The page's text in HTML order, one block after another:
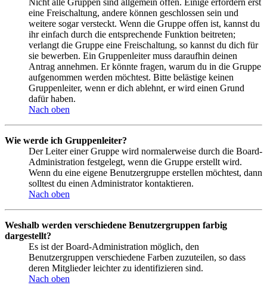
Nicht alle Gruppen sind allgemein offen. Einige erfordern erst
eine Freischaltung, andere können geschlossen sein und
weitere sogar versteckt. Wenn die Gruppe offen ist, kannst du
ihr einfach durch die entsprechende Funktion beitreten;
verlangt die Gruppe eine Freischaltung, so kannst du dich für
sie bewerben. Ein Gruppenleiter muss daraufhin deinen
Antrag annehmen. Er könnte fragen, warum du in die Gruppe
aufgenommen werden möchtest. Bitte belästige keinen
Gruppenleiter, wenn er dich ablehnt, er wird einen Grund
dafür haben.
Nach oben
Wie werde ich Gruppenleiter?
Der Leiter einer Gruppe wird normalerweise durch die Board-
Administration festgelegt, wenn die Gruppe erstellt wird.
Wenn du eine eigene Benutzergruppe erstellen möchtest, dann
solltest du einen Administrator kontaktieren.
Nach oben
Weshalb werden verschiedene Benutzergruppen farbig
dargestellt?
Es ist der Board-Administration möglich, den
Benutzergruppen verschiedene Farben zuzuteilen, so dass
deren Mitglieder leichter zu identifizieren sind.
Nach oben